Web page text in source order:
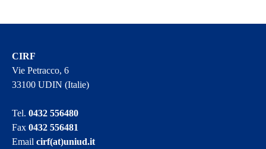
CIRF
Vie Petracco, 6
33100 UDIN (Italie)
Tel.0432 556480
Fax0432 556481
Emailcirf(at)uniud.it